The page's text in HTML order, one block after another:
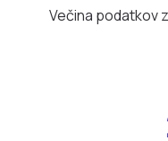
Večina podatkov